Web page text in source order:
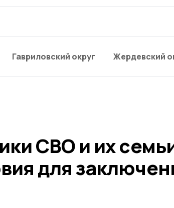
Гавриловский округ Жердевский
СВО и их
для